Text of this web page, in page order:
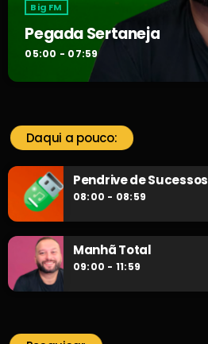
Big FM
Pegada Sertaneja
05:00 - 07:59
Daqui a pouco:
Pendrive de Sucessos
08:00 - 08:59
Manhã Total
09:00 - 11:59